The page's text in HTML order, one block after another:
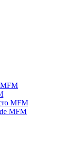
MFM
MFM
MFM